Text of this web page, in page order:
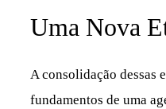
Uma Nova
A consolidação dessas
fundamentos de uma